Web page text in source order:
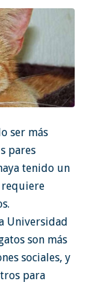
ser más
pares
tenido un
requiere
Universidad
son más
sociales, y
para